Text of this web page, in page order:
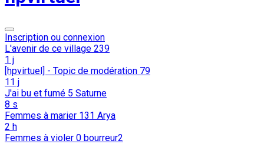
Inscription ou connexion
L'avenir de ce village 239
1 j
[hpvirtuel] - Topic de modération 79
11 j
J'ai bu et fumé 5 Saturne
8 s
Femmes à marier 131 Arya
2 h
Femmes à violer 0 bourreur2